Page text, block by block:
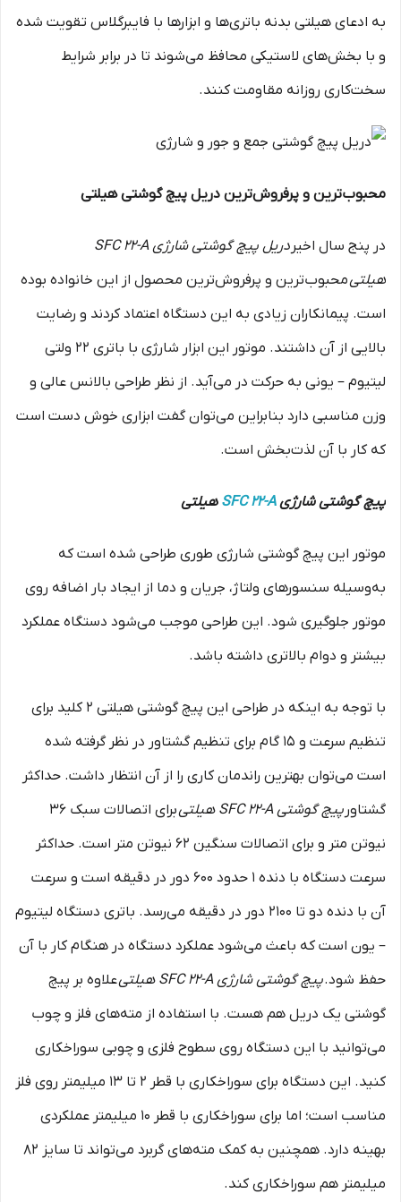
به ادعای هیلتی بدنه باتری‌ها و ابزارها با فایبرگلاس تقویت شده
و با بخش‌های لاستیکی محافظ می‌شوند تا در برابر شرایط
سخت‌کاری روزانه مقاومت کنند.
محبوب‌ترین و پرفروش‌ترین دریل پیچ گوشتی هیلتی
در پنج سال اخیر
دریل پیچ گوشتی شارژی SFC 22-A
هیلتیمحبوب‌ترین و پرفروش‌ترین محصول از این خانواده بوده
است. پیمانکاران زیادی به این دستگاه اعتماد کردند و رضایت
بالایی از آن داشتند. موتور این ابزار شارژی با باتری ۲۲ ولتی
لیتیوم – یونی به حرکت در می‌آید. از نظر طراحی بالانس عالی و
وزن مناسبی دارد بنابراین می‌توان گفت ابزاری خوش دست است
که کار با آن لذت‌بخش است.
پیچ گوشتی شارژیSFC 22-A هیلتی
موتور این پیچ گوشتی شارژی طوری طراحی شده است که
به‌وسیله سنسورهای ولتاژ، جریان و دما از ایجاد بار اضافه روی
موتور جلوگیری شود. این طراحی موجب می‌شود دستگاه عملکرد
بیشتر و دوام بالاتری داشته باشد.
با توجه به اینکه در طراحی این پیچ گوشتی هیلتی ۲ کلید برای
تنظیم سرعت و ۱۵ گام برای تنظیم گشتاور در نظر گرفته شده
است می‌توان بهترین راندمان کاری را از آن انتظار داشت. حداکثر
گشتاور پیچ گوشتی SFC 22-A هیلتی
برای اتصالات سبک ۳۶
نیوتن متر و برای اتصالات سنگین 62 نیوتن متر است. حداکثر
سرعت دستگاه با دنده ۱ حدود 600 دور در دقیقه است و سرعت
آن با دنده دو تا 2100 دور در دقیقه می‌رسد. باتری دستگاه لیتیوم
– یون است که باعث می‌شود عملکرد دستگاه در هنگام کار با آن
حفظ شود.پیچ گوشتی شارژی SFC 22-A هیلتی
علاوه بر پیچ
گوشتی یک دریل هم هست. با استفاده از مته‌های فلز و چوب
می‌توانید با این دستگاه روی سطوح فلزی و چوبی سوراخکاری
کنید. این دستگاه برای سوراخکاری با قطر ۲ تا ۱۳ میلیمتر روی فلز
مناسب است؛ اما برای سوراخکاری با قطر 10 میلیمتر عملکردی
بهینه دارد. همچنین به کمک مته‌های گربرد می‌تواند تا سایز 82
میلیمتر هم سوراخکاری کند.